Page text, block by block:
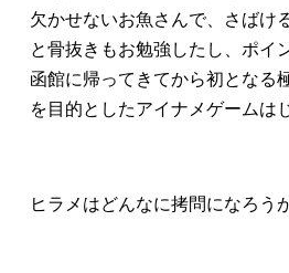
欠かせないお魚さんで、さばけ
と骨抜きもお勉強したし、ポイ
函館に帰ってきてから初となる
を目的としたアイナメゲームは
ヒラメはどんなに拷問になろう